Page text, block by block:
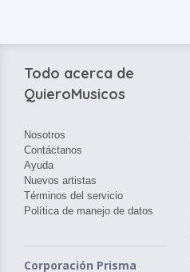
Todo acerca de
QuieroMusicos
Nosotros
Contáctanos
Ayuda
Nuevos artistas
Términos del servicio
Política de manejo de datos
Corporación Prisma